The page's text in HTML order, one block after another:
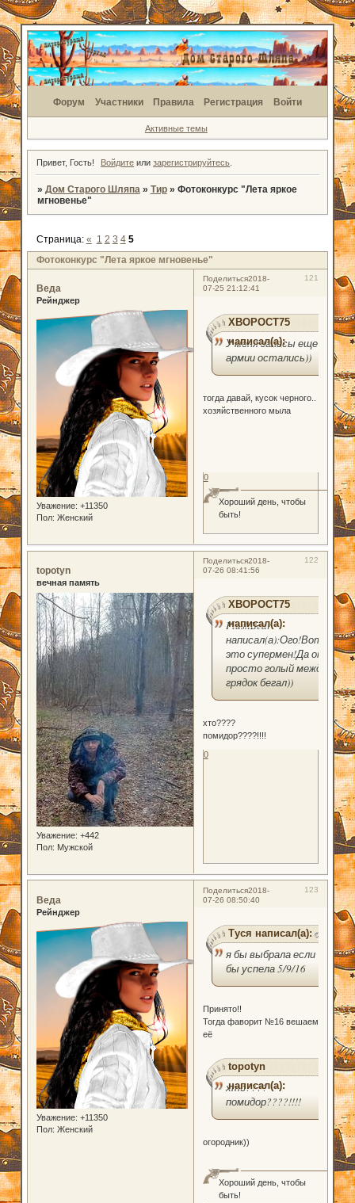
Форум Участники Правила Регистрация Войти
Активные темы
Привет, Гость! Войдите илизарегистрируйтесь
» Дом Старого Шляпа » Тир » Фотоконкурс "Лета яркое
мгновенье"
Фотоконкурс "Лета яркое мгновенье"
Страница: « 1 2 3 4 5
Поделиться 121
2018-
07-25 21:12:41
Веда
Рейнджер
Уважение: +11350
Пол: Женский
XBOPOCT75
написал(а):
У меня запасы еще с
армии остались))
тогда давай, кусок черного..
хозяйственного мыла
Хороший день, чтобы
быть!
0
Поделиться 122
2018-
07-26 08:41:56
topotyn
вечная память
Уважение: +442
Пол: Мужской
XBOPOCT75
написал(а):
PlushBear
написал(а):Ого!Вот
это супермен!Да он
просто голый между
грядок бегал))
хто????
помидор????!!!!
0
Поделиться 123
2018-
07-26 08:50:40
Веда
Рейнджер
Уважение: +11350
Пол: Женский
Туся написал(а):
я бы выбрала если
бы успела 5/9/16
Принято!!
Тогда фаворит №16 вешаем
её
topotyn
написал(а):
хто????
помидор????!!!!
огородник))
Хороший день, чтобы
быть!